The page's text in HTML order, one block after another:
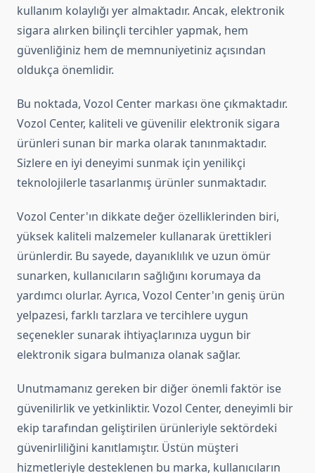
kullanım kolaylığı yer almaktadır. Ancak, elektronik
sigara alırken bilinçli tercihler yapmak, hem
güvenliğiniz hem de memnuniyetiniz açısından
oldukça önemlidir.
Bu noktada, Vozol Center markası öne çıkmaktadır.
Vozol Center, kaliteli ve güvenilir elektronik sigara
ürünleri sunan bir marka olarak tanınmaktadır.
Sizlere en iyi deneyimi sunmak için yenilikçi
teknolojilerle tasarlanmış ürünler sunmaktadır.
Vozol Center'ın dikkate değer özelliklerinden biri,
yüksek kaliteli malzemeler kullanarak ürettikleri
ürünlerdir. Bu sayede, dayanıklılık ve uzun ömür
sunarken, kullanıcıların sağlığını korumaya da
yardımcı olurlar. Ayrıca, Vozol Center'ın geniş ürün
yelpazesi, farklı tarzlara ve tercihlere uygun
seçenekler sunarak ihtiyaçlarınıza uygun bir
elektronik sigara bulmanıza olanak sağlar.
Unutmamanız gereken bir diğer önemli faktör ise
güvenilirlik ve yetkinliktir. Vozol Center, deneyimli bir
ekip tarafından geliştirilen ürünleriyle sektördeki
güvenirliliğini kanıtlamıştır. Üstün müşteri
hizmetleriyle desteklenen bu marka, kullanıcıların